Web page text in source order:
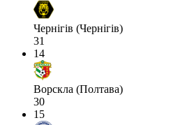
Чернігів (Чернігів)
31
14
Ворскла (Полтава)
30
15